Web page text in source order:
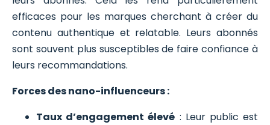
efficaces pour les marques cherchant à créer du
contenu authentique et relatable. Leurs abonnés
sont souvent plus susceptibles de faire confiance à
leurs recommandations.
Forces des nano-influenceurs :
Taux d’engagement élevé : Leur public est